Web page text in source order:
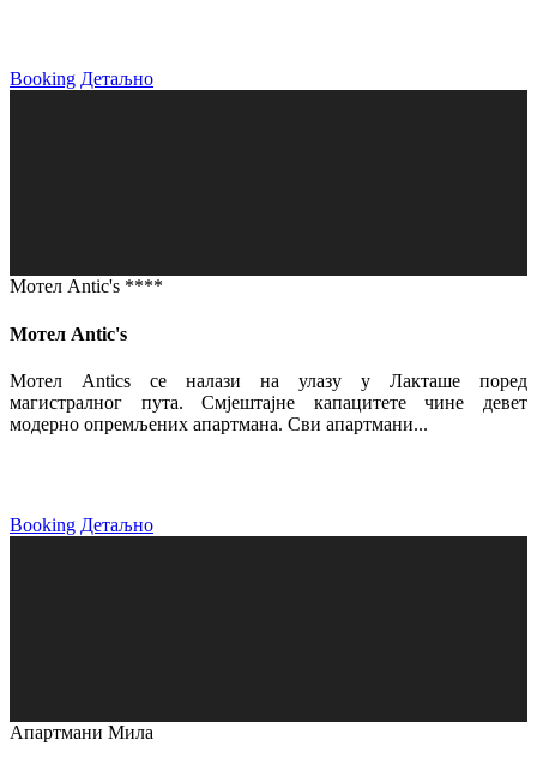
Booking Детаљно
Мотел Antic's ****
Мотел Antic's
Мотел Antics се налази на улазу у Лакташе поред
магистралног пута. Смјештајне капацитете чине девет
модерно опремљених апартмана. Сви апартмани...
Booking Детаљно
Апартмани Мила